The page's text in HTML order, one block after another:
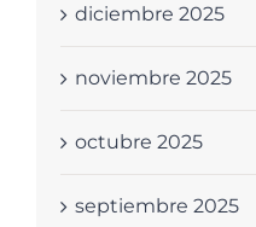
diciembre 2025
noviembre 2025
octubre 2025
septiembre 2025